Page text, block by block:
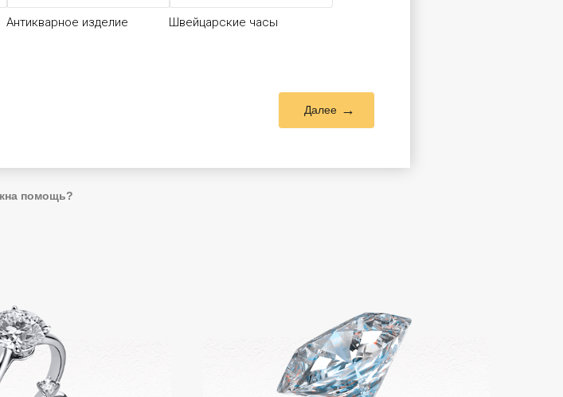
Антикварное изделие Швейцарские часы
Далее
помощь?